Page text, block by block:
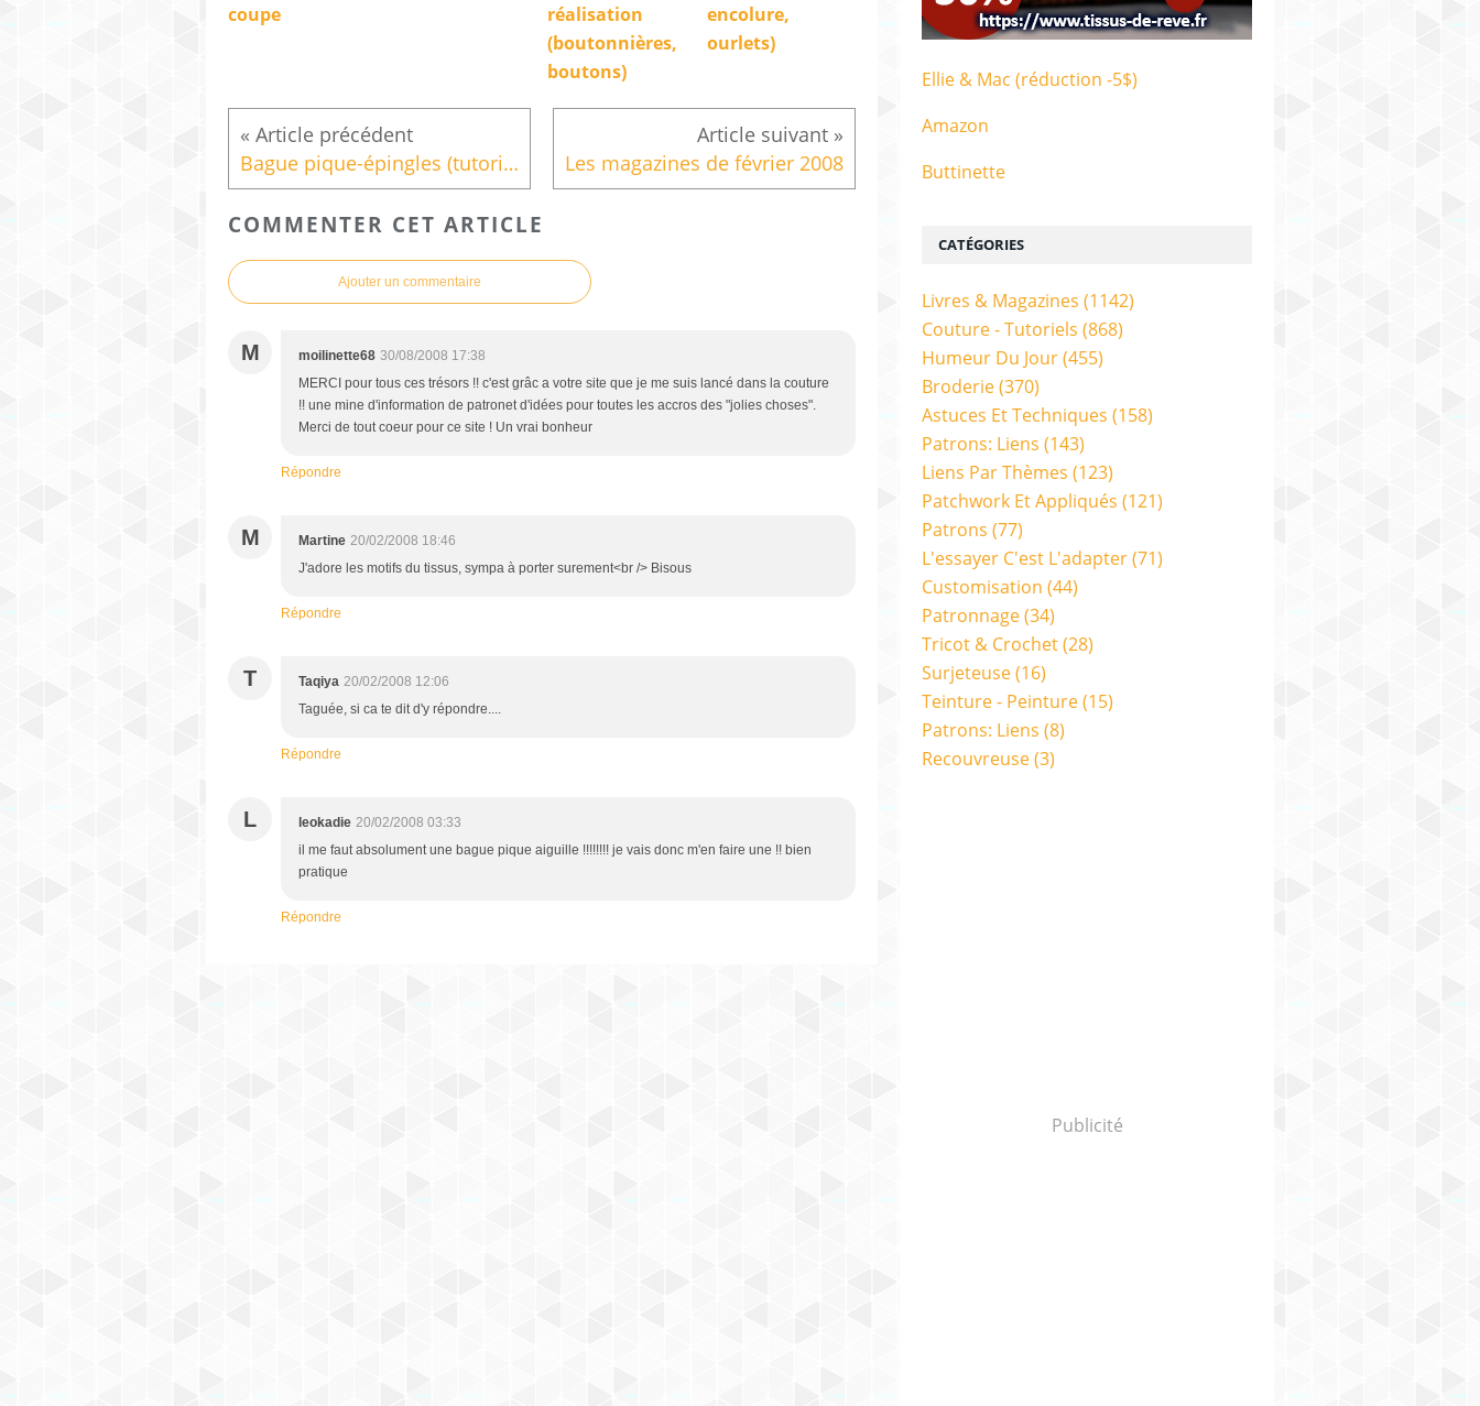
coupe
réalisation
(boutonnières,
boutons)
encolure,
ourlets)
Bague pique-épingles (tutoriel) Les magazines de février 2008
COMMENTER CET ARTICLE
Ajouter un commentaire
M moilinette68 30/08/2008 17:38
MERCI pour tous ces trésors !! c'est grâc a votre site que je me suis lancé dans la couture
!! une mine d'information de patronet d'idées pour toutes les accros des "jolies choses".
Merci de tout coeur pour ce site ! Un vrai bonheur
Répondre
M Martine 20/02/2008 18:46
J'adore les motifs du tissus, sympa à porter surement<br /> Bisous
Répondre
T Taqiya 20/02/2008 12:06
Taguée, si ca te dit d'y répondre....
Répondre
L leokadie 20/02/2008 03:33
il me faut absolument une bague pique aiguille !!!!!!!! je vais donc m'en faire une !! bien
pratique
Répondre
Publicité
CATÉGORIES
Livres & Magazines (1142)
Couture - Tutoriels (868)
Humeur Du Jour(455)
Broderie(370)
Astuces Et Techniques (158)
Patrons: Liens (143)
Liens Par Thèmes (123)
Patchwork Et Appliqués (121)
Patrons (77)
L'essayer C'est L'adapter(71)
Customisation (44)
Patronnage(34)
Tricot & Crochet(28)
Surjeteuse(16)
Teinture - Peinture(15)
Patrons: Liens (8)
Recouvreuse(3)
Ellie & Mac (réduction -5$)
Amazon
Buttinette